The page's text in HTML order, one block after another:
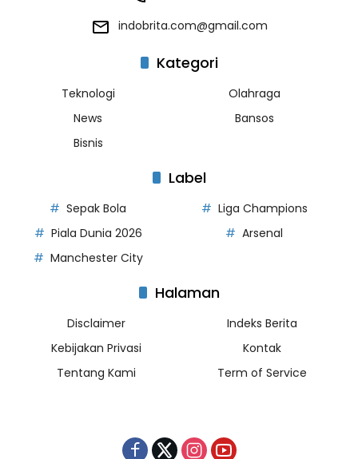
indobrita.com@gmail.com
Kategori
Teknologi
Olahraga
News
Bansos
Bisnis
Label
Sepak Bola
Liga Champions
Piala Dunia 2026
Arsenal
Manchester City
Halaman
Disclaimer
Indeks Berita
Kebijakan Privasi
Kontak
Tentang Kami
Term of Service